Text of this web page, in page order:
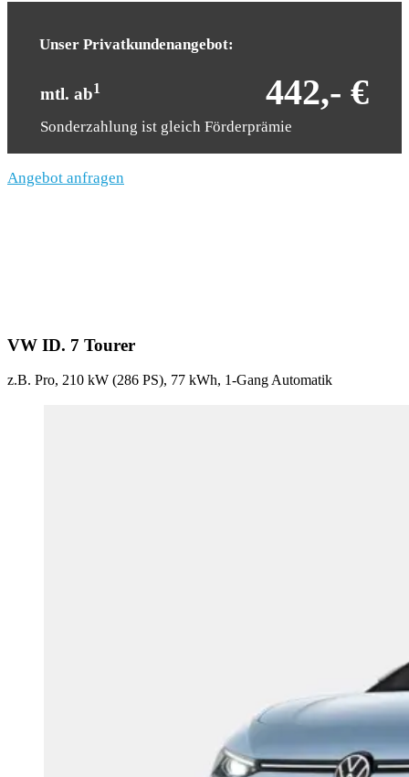
Unser Privatkundenangebot:
mtl. ab1 442,- €
Sonderzahlung ist gleich Förderprämie
Angebot anfragen
VW ID. 7 Tourer
z.B. Pro, 210 kW (286 PS), 77 kWh, 1-Gang Automatik